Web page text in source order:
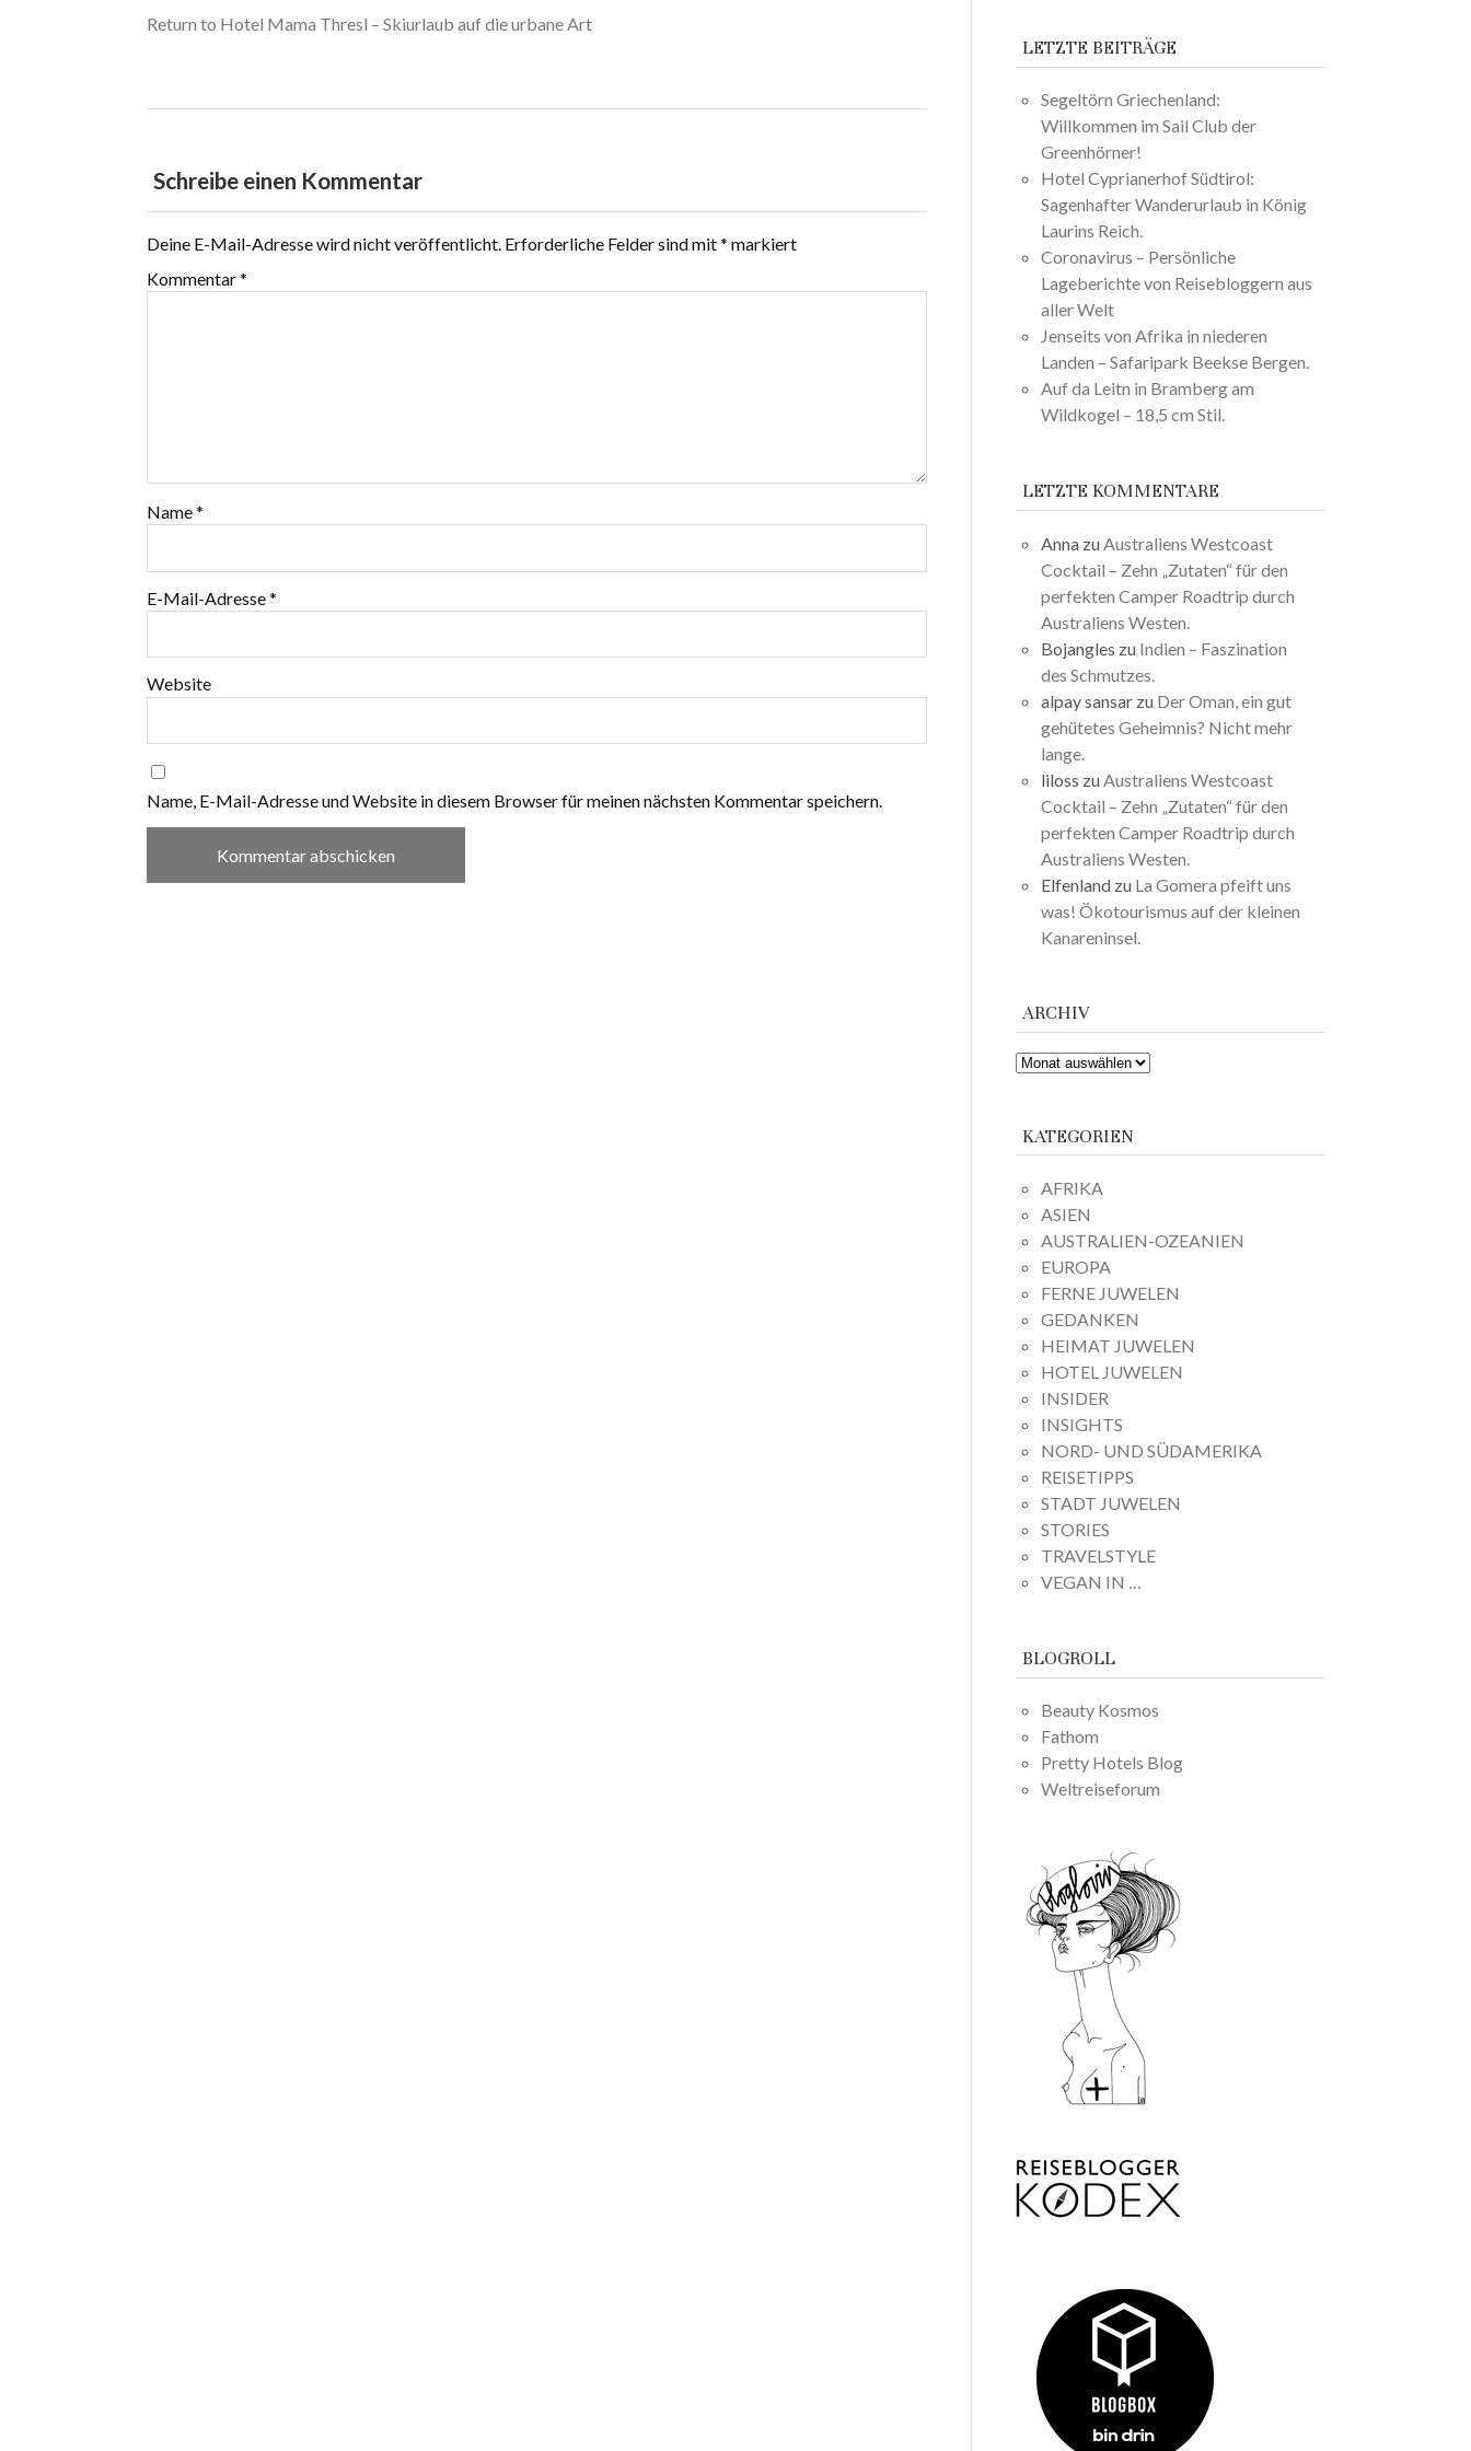
Return to Hotel Mama Thresl – Skiurlaub auf die urbane Art
Schreibe einen Kommentar
Deine E-Mail-Adresse wird nicht veröffentlicht. Erforderliche Felder sind mit* markiert
Kommentar*
Name*
E-Mail-Adresse*
Website
Name, E-Mail-Adresse und Website in diesem Browser für meinen nächsten Kommentar speichern.
LETZTE BEITRÄGE
Segeltörn Griechenland:
Willkommen im Sail Club der
Greenhörner!
Hotel Cyprianerhof Südtirol:
Sagenhafter Wanderurlaub in König
Laurins Reich.
Coronavirus – Persönliche
Lageberichte von Reisebloggern aus
aller Welt
Jenseits von Afrika in niederen
Landen – Safaripark Beekse Bergen.
Auf da Leitn in Bramberg am
Wildkogel – 18,5 cm Stil.
LETZTE KOMMENTARE
Anna zu Australiens Westcoast
Cocktail – Zehn „Zutaten“ für den
perfekten Camper Roadtrip durch
Australiens Westen.
Bojangles zu Indien – Faszination
des Schmutzes.
alpay sansar zu Der Oman, ein gut
gehütetes Geheimnis? Nicht mehr
lange.
liloss zu Australiens Westcoast
Cocktail – Zehn „Zutaten“ für den
perfekten Camper Roadtrip durch
Australiens Westen.
Elfenland zu La Gomera pfeift uns
was! Ökotourismus auf der kleinen
Kanareninsel.
ARCHIV
ARCHIV
KATEGORIEN
AFRIKA
ASIEN
AUSTRALIEN-OZEANIEN
EUROPA
FERNE JUWELEN
GEDANKEN
HEIMAT JUWELEN
HOTEL JUWELEN
INSIDER
INSIGHTS
NORD- UND SÜDAMERIKA
REISETIPPS
STADT JUWELEN
STORIES
TRAVELSTYLE
VEGAN IN …
BLOGROLL
Beauty Kosmos
Fathom
Pretty Hotels Blog
Weltreiseforum